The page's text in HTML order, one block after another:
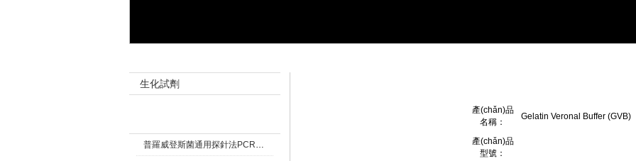
生化試劑
普羅威登斯菌通用探針法PCR熒光定量試劑盒五一優(yōu)惠活動
產(chǎn)品
名稱：
Gelatin Veronal Buffer (GVB)
產(chǎn)品
型號：